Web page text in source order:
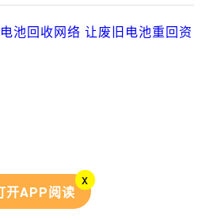
开APP阅读
x